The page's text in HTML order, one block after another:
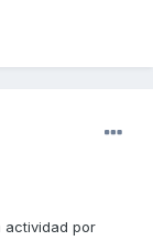
actividad por